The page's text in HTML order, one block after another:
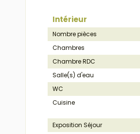
Intérieur
Nombre pièces
Chambres
Chambre RDC
Salle(s) d'eau
WC
Cuisine
Exposition Séjour